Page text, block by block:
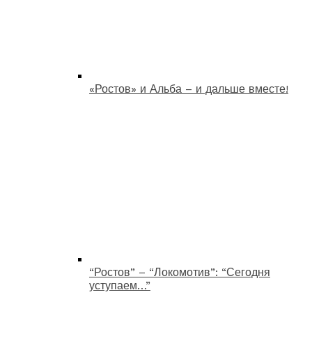
«Ростов» и Альба – и дальше вместе!
“Ростов” – “Локомотив”: “Сегодня
уступаем…”